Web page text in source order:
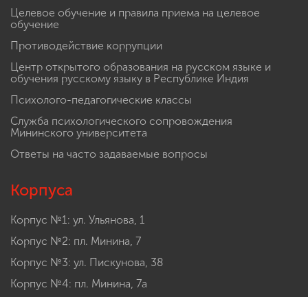
Целевое обучение и правила приема на целевое
обучение
Противодействие коррупции
Центр открытого образования на русском языке и
обучения русскому языку в Республике Индия
Психолого-педагогические классы
Служба психологического сопровождения
Мининского университета
Ответы на часто задаваемые вопросы
Корпуса
Корпус №1: ул. Ульянова, 1
Корпус №2: пл. Минина, 7
Корпус №3: ул. Пискунова, 38
Корпус №4: пл. Минина, 7а